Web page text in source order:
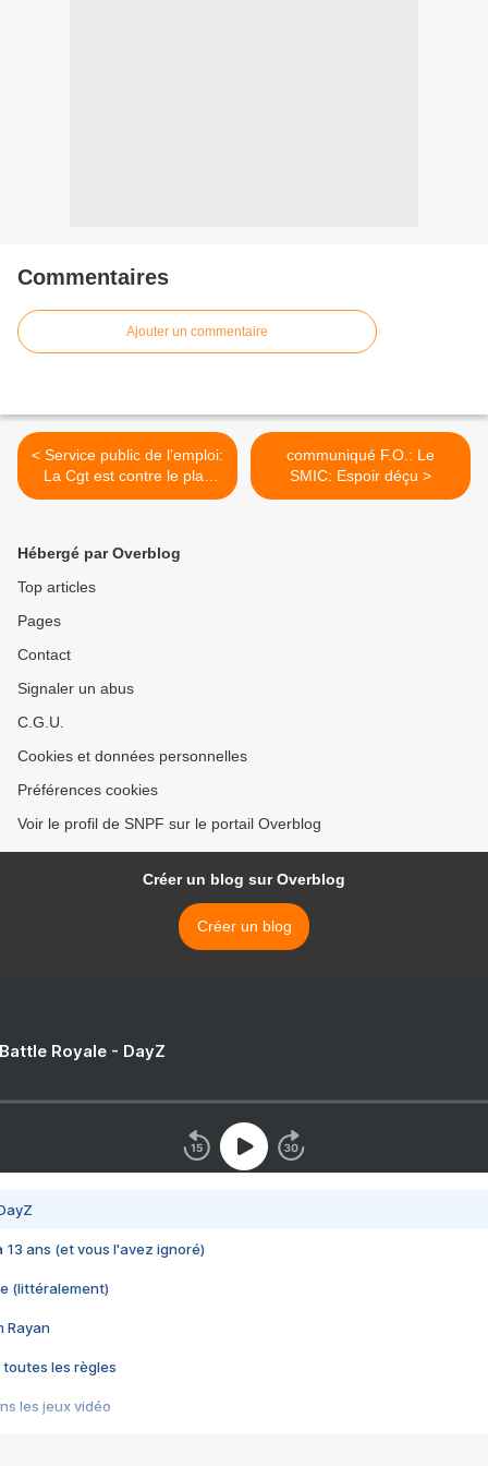
Commentaires
Ajouter un commentaire
< Service public de l’emploi:
La Cgt est contre le plan
stratégique Pôle Emploi
communiqué F.O.: Le
SMIC: Espoir déçu >
Hébergé par Overblog
Top articles
Pages
Contact
Signaler un abus
C.G.U.
Cookies et données personnelles
Préférences cookies
Voir le profil de SNPF sur le portail Overblog
Créer un blog sur Overblog
Créer un blog
Royale - DayZ
13 ans (et vous l'avez ignoré)
(littéralement)
Rayan
toutes les règles
les jeux vidéo